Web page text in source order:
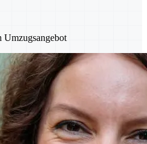
Umzugsangebot